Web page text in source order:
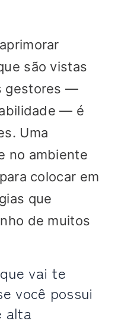
são vistas
gestores —
— é
Uma
no ambiente
colocar em
que
de muitos
vai te
você possui
alta